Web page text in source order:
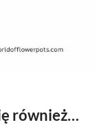
również…